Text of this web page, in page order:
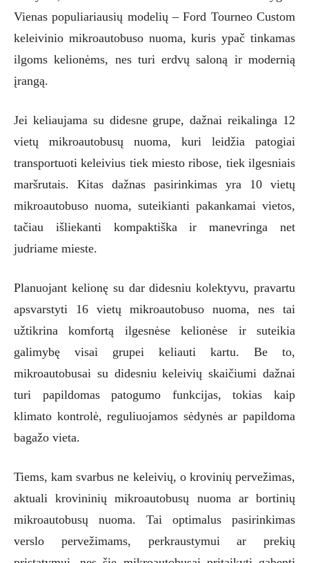
Vienas populiariausių modelių – Ford Tourneo Custom
keleivinio mikroautobuso nuoma, kuris ypač tinkamas
ilgoms kelionėms, nes turi erdvų saloną ir modernią
įrangą.
Jei keliaujama su didesne grupe, dažnai reikalinga 12
vietų mikroautobusų nuoma, kuri leidžia patogiai
transportuoti keleivius tiek miesto ribose, tiek ilgesniais
maršrutais. Kitas dažnas pasirinkimas yra 10 vietų
mikroautobuso nuoma, suteikianti pakankamai vietos,
tačiau išliekanti kompaktiška ir manevringa net
judriame mieste.
Planuojant kelionę su dar didesniu kolektyvu, pravartu
apsvarstyti 16 vietų mikroautobuso nuoma, nes tai
užtikrina komfortą ilgesnėse kelionėse ir suteikia
galimybę visai grupei keliauti kartu. Be to,
mikroautobusai su didesniu keleivių skaičiumi dažnai
turi papildomas patogumo funkcijas, tokias kaip
klimato kontrolė, reguliuojamos sėdynės ar papildoma
bagažo vieta.
Tiems, kam svarbus ne keleivių, o krovinių pervežimas,
aktuali krovininių mikroautobusų nuoma ar bortinių
mikroautobusų nuoma. Tai optimalus pasirinkimas
verslo pervežimams, perkraustymui ar prekių